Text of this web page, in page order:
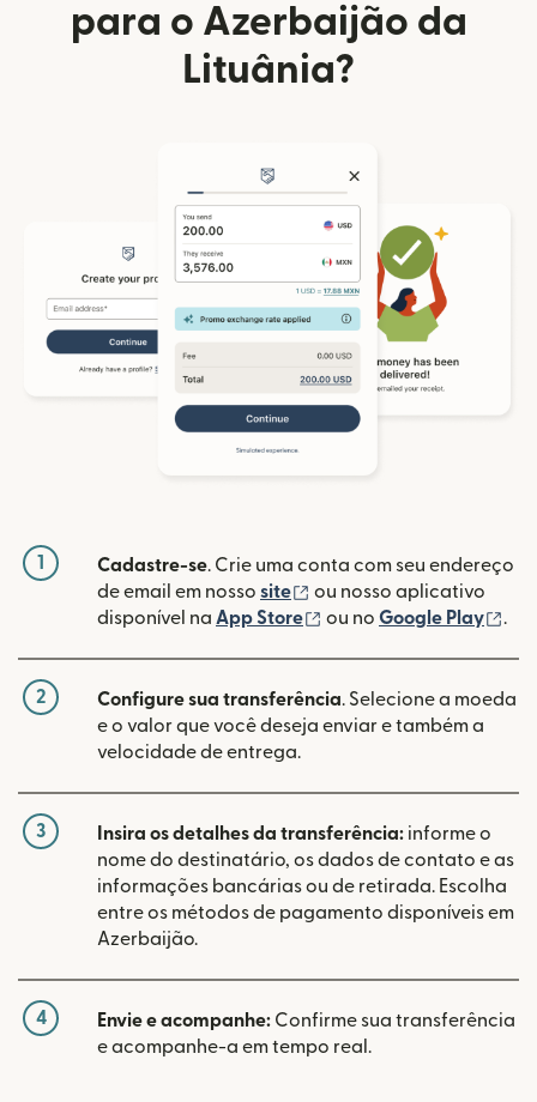
para o Azerbaijão da
Lituânia?
1 Cadastre-se. Crie uma conta com seu endereço
de email em nosso site (abre em uma nova
ou nosso aplicativo
disponível na App Store (abre em uma nova
ou no Google Play .
2 Configure sua transferência. Selecione a moeda
e o valor que você deseja enviar e também a
velocidade de entrega.
3 Insira os detalhes da transferência: informe o
nome do destinatário, os dados de contato e as
informações bancárias ou de retirada. Escolha
entre os métodos de pagamento disponíveis em
Azerbaijão.
4 Envie e acompanhe: Confirme sua transferência
e acompanhe-a em tempo real.